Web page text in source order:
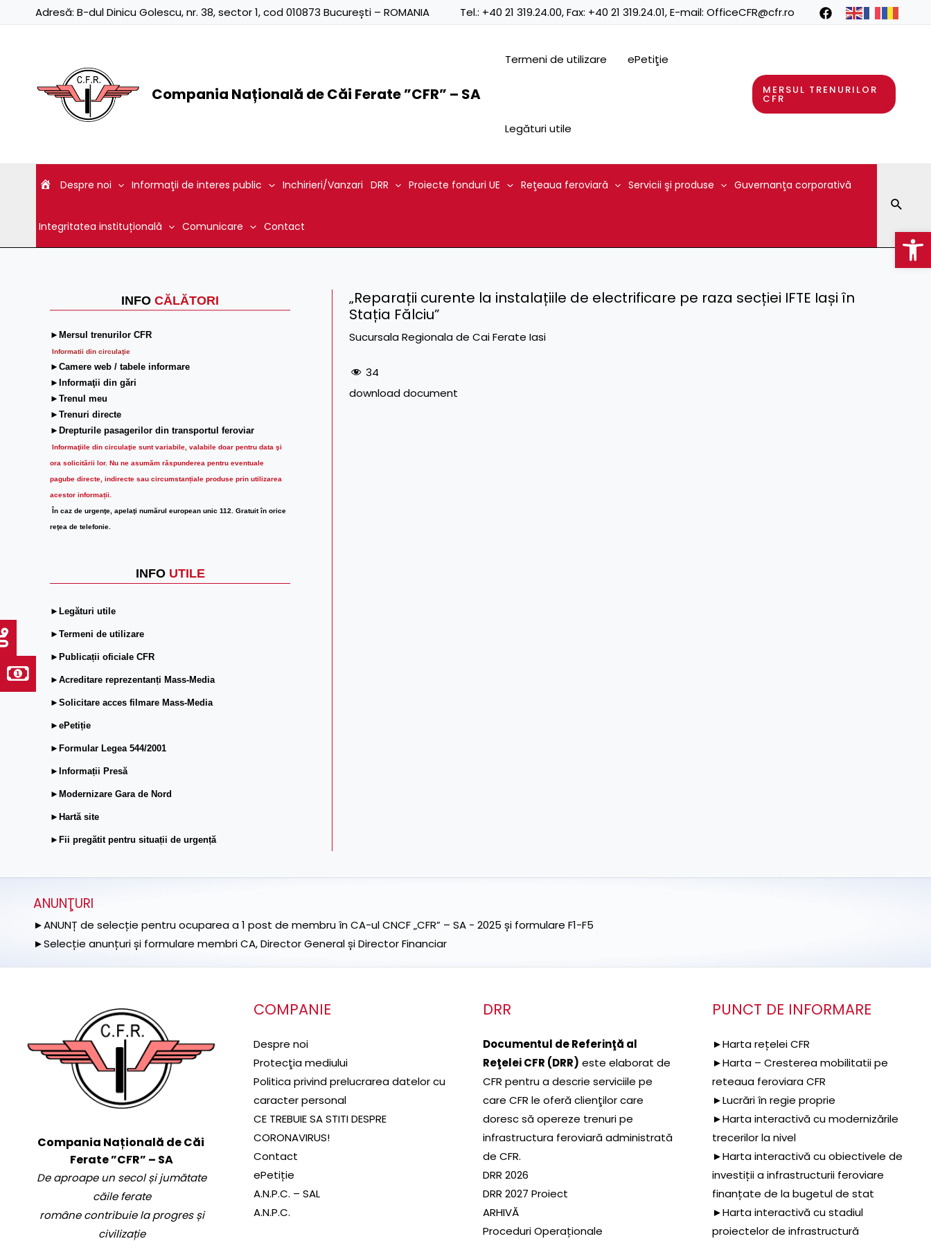
Adresă: B-dul Dinicu Golescu, nr. 38, sector 1, cod 010873 București – ROMANIA Tel.: +40 21 319.24.00, Fax: +40 21 319.24.01, E-mail: OfficeCFR@cfr.ro
Compania Națională de Căi Ferate ”CFR” – SA
Termeni de utilizare ePetiţie
Legături utile
MERSUL TRENURILOR
CFR
Despre noi Informaţii de interes public Inchirieri/Vanzari DRR Proiecte fonduri UE Reţeaua feroviară Servicii şi produse Guvernanţa corporativă
Integritatea instituțională Comunicare Contact
INFO CĂLĂTORI
►Mersul trenurilor CFR
Informatii din circulaţie
►Camere web / tabele informare
►Informaţii din gări
►Trenul meu
►Trenuri directe
►Drepturile pasagerilor din transportul feroviar
Informaţiile din circulaţie sunt variabile, valabile doar pentru data şi
ora solicitării lor. Nu ne asumăm răspunderea pentru eventuale
pagube directe, indirecte sau circumstanțiale produse prin utilizarea
acestor informații.
În caz de urgenţe, apelaţi numărul european unic 112. Gratuit în orice
reţea de telefonie.
INFO UTILE
►Legături utile
►Termeni de utilizare
►Publicații oficiale CFR
►Acreditare reprezentanți Mass-Media
►Solicitare acces filmare Mass-Media
►ePetiție
►Formular Legea 544/2001
►Informații Presă
►Modernizare Gara de Nord
►Hartă site
►Fii pregătit pentru situații de urgență
„Reparații curente la instalațiile de electrificare pe raza secției IFTE Iași în
Stația Fălciu”
Sucursala Regionala de Cai Ferate Iasi
34
download document
ANUNŢURI
►ANUNȚ de selecție pentru ocuparea a 1 post de membru în CA-ul CNCF „CFR” – SA - 2025 și formulare F1-F5
►Selecție anunțuri și formulare membri CA, Director General și Director Financiar
Compania Națională de Căi
Ferate ”CFR” – SA
De aproape un secol și jumătate
căile ferate
române contribuie la progres și
civilizație
COMPANIE
Despre noi
Protecţia mediului
Politica privind prelucrarea datelor cu
caracter personal
CE TREBUIE SA STITI DESPRE
CORONAVIRUS!
Contact
ePetiție
A.N.P.C. – SAL
A.N.P.C.
DRR
Documentul de Referinţă al
Reţelei CFR (DRR) este elaborat de
CFR pentru a descrie serviciile pe
care CFR le oferă clienţilor care
doresc să opereze trenuri pe
infrastructura feroviară administrată
de CFR.
DRR 2026
DRR 2027 Proiect
ARHIVĂ
Proceduri Operaționale
PUNCT DE INFORMARE
►Harta rețelei CFR
►Harta – Cresterea mobilitatii pe
reteaua feroviara CFR
►Lucrări în regie proprie
►Harta interactivă cu modernizările
trecerilor la nivel
►Harta interactivă cu obiectivele de
investiții a infrastructurii feroviare
finanțate de la bugetul de stat
►Harta interactivă cu stadiul
proiectelor de infrastructură